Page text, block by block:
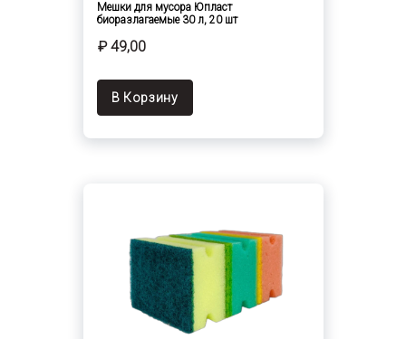
Мешки для мусора Юпласт
биоразлагаемые 30 л, 20 шт
₽ 49,00
В Корзину